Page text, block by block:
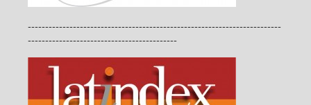
-------------------------------------------------------------------------
-------------------------------------------